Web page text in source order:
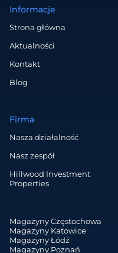
Informacje
Strona główna
Aktualności
Kontakt
Blog
Firma
Nasza działalność
Nasz zespół
Hillwood Investment
Properties
Magazyny Częstochowa
Magazyny Katowice
Magazyny Łódź
Magazyny Poznań